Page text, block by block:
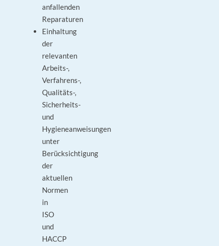
anfallenden
Reparaturen
Einhaltung
der
relevanten
Arbeits-,
Verfahrens-,
Qualitäts-,
Sicherheits-
und
Hygieneanweisungen
unter
Berücksichtigung
der
aktuellen
Normen
in
ISO
und
HACCP